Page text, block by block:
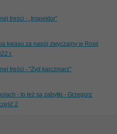
treści - „Inspektor”
kwasu za napój zwyczajny w Rosji
r.
treści - "Żyd karczmarz"
- to też są zabytki - Grzegorz
2